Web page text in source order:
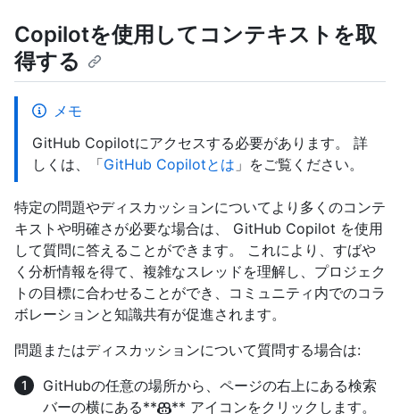
Copilotを使用してコンテキストを取
得する
メモ
GitHub Copilotにアクセスする必要があります。 詳
しくは、「GitHub Copilotとは 」をご覧ください。
特定の問題やディスカッションについてより多くのコンテ
キストや明確さが必要な場合は、 GitHub Copilot を使用
して質問に答えることができます。 これにより、すばや
く分析情報を得て、複雑なスレッドを理解し、プロジェク
トの目標に合わせることができ、コミュニティ内でのコラ
ボレーションと知識共有が促進されます。
問題またはディスカッションについて質問する場合は:
GitHubの任意の場所から、ページの右上にある検索
バーの横にある**
** アイコンをクリックします。